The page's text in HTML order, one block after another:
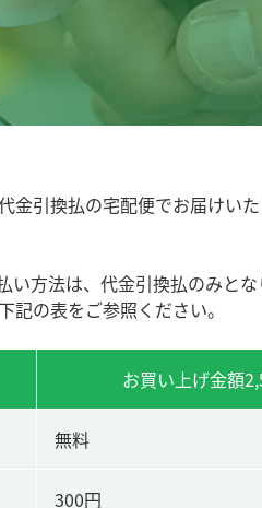
引換払の宅配便でお届けい
方法は、代金引換払のみと
の表をご参照ください。
お買い上げ金額
無料
300円